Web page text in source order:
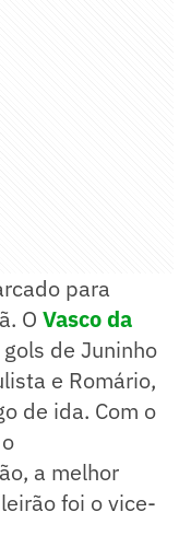
para
O Vasco da
de Juninho
e Romário,
de ida. Com o
a melhor
foi o vice-